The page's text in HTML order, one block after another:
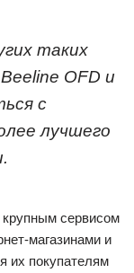
таких
OFD и
с
лучшего
сервисом
магазинами и
их покупателям